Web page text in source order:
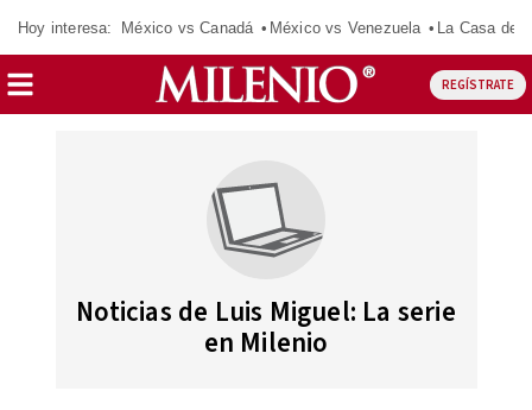
Hoy interesa: México vs Canadá México vs Venezuela La Casa de
REGÍSTRATE
Noticias de Luis Miguel: La serie
en Milenio